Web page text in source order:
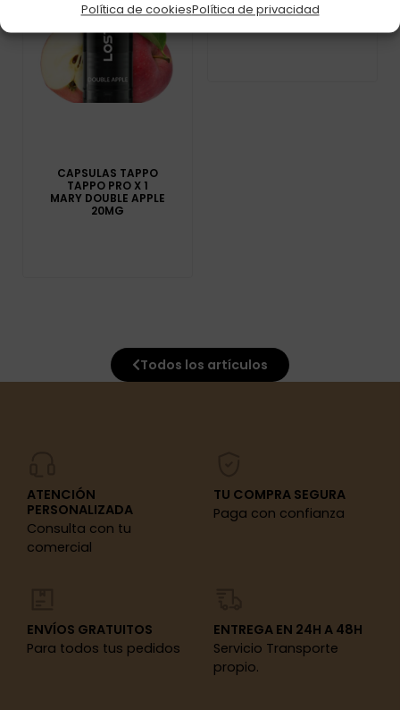
Política de cookiesPolítica de privacidad
CAPSULAS TAPPO
TAPPO PRO X 1
MARY DOUBLE APPLE
20MG
FRUIT 20MG
Todos los artículos
ATENCIÓN
PERSONALIZADA
Consulta con tu
comercial
TU COMPRA SEGURA
Paga con confianza
ENVÍOS GRATUITOS
Para todos tus pedidos
ENTREGA EN 24H A 48H
Servicio Transporte
propio.